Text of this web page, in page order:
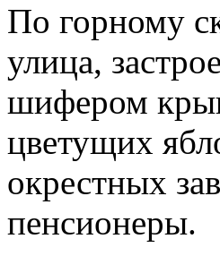
По горному
улица,
шифером
цветущих
окрестных
пенсионеры.